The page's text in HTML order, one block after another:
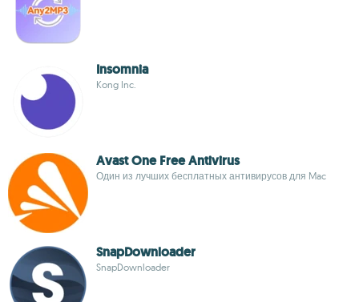
Insomnia
Kong Inc.
Avast One Free Antivirus
Один из лучших бесплатных антивирусов для Mac
SnapDownloader
SnapDownloader